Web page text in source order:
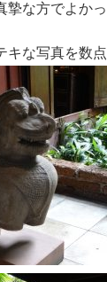
な方でよかっ
な写真を数点